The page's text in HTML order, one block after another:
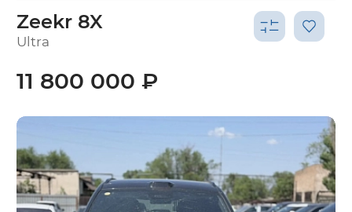
Zeekr 8X
Ultra
11 800 000 ₽